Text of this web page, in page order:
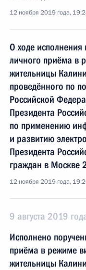
12 ноября 2019 года,
О ходе исполнения
личного приёма в
жительницы
проведённого по
Российской
Президента
по применению
и развитию
Президента
граждан в Москве
12 ноября 2019 года,
9 августа 2019
Исполнено
приёма в режиме
жительницы